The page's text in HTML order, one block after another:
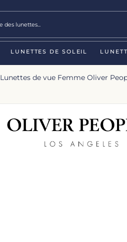
LUNETTES DE SOLEIL
Lunettes de vue Femme Oliver